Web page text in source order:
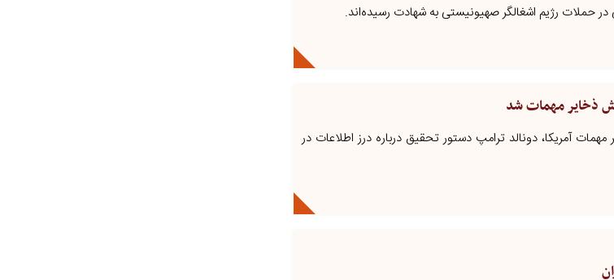
ذخایر مهمات شد
آمریکا، دونالد ترامپ دستور تحقیق درباره درز اطلاعات در